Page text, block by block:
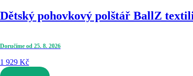
Dětský pohovkový polštář BallZ
Doručíme od 25. 8. 2026
1 929 Kč